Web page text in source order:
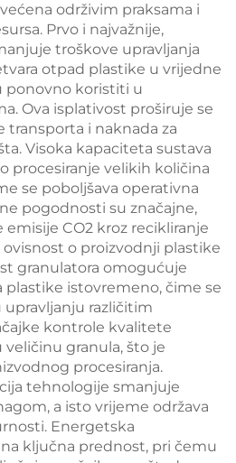
održivim praksama i
Prvo i najvažnije,
troškove upravljanja
otpad plastike u vrijedne
ponovno koristiti u
Ova isplativost proširuje se
transporta i naknada za
Visoka kapaciteta sustava
procesiranje velikih količina
se poboljšava operativna
pogodnosti su značajne,
CO2 kroz recikliranje
o proizvodnji plastike
granulatora omogućuje
plastike istovremeno, čime se
različitim
kontrole kvalitete
granula, što je
procesiranja.
tehnologije smanjuje
a isto vrijeme održava
Energetska
ključna prednost, pri čemu